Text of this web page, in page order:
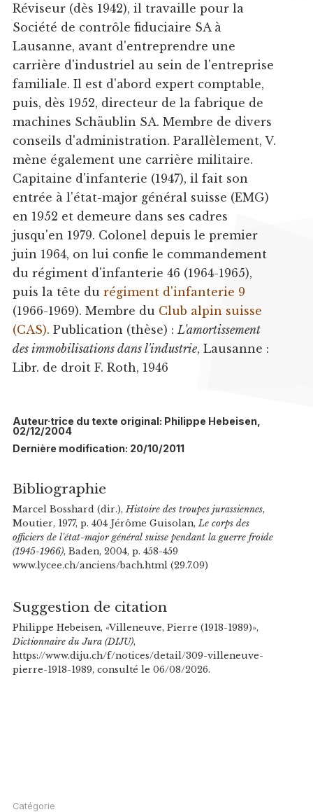
Réviseur (dès 1942), il travaille pour la
Société de contrôle fiduciaire SA à
Lausanne, avant d'entreprendre une
carrière d'industriel au sein de l'entreprise
familiale. Il est d'abord expert comptable,
puis, dès 1952, directeur de la fabrique de
machines Schäublin SA. Membre de divers
conseils d'administration. Parallèlement, V.
mène également une carrière militaire.
Capitaine d'infanterie (1947), il fait son
entrée à l'état-major général suisse (EMG)
en 1952 et demeure dans ses cadres
jusqu'en 1979. Colonel depuis le premier
juin 1964, on lui confie le commandement
du régiment d'infanterie 46 (1964-1965),
puis la tête du régiment d'infanterie 9
(1966-1969). Membre du Club alpin suisse
(CAS). Publication (thèse) : L'amortissement
des immobilisations dans l'industrie, Lausanne :
Libr. de droit F. Roth, 1946
Auteur·trice du texte original: Philippe Hebeisen,
02/12/2004
Dernière modification: 20/10/2011
Bibliographie
Marcel Bosshard (dir.), Histoire des troupes jurassiennes,
Moutier, 1977, p. 404 Jérôme Guisolan, Le corps des
officiers de l'état-major général suisse pendant la guerre froide
(1945-1966), Baden, 2004, p. 458-459
www.lycee.ch/anciens/bach.html (29.7.09)
Suggestion de citation
Philippe Hebeisen, «Villeneuve, Pierre (1918-1989)»,
Dictionnaire du Jura (DIJU),
https://www.diju.ch/f/notices/detail/309-villeneuve-
pierre-1918-1989, consulté le 06/08/2026.
Catégorie